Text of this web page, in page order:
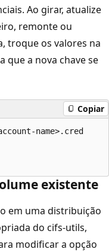
Ao girar, atualize
remonte ou
troque os valores na
que a nova chave se
Copiar
name>.cred
existente
em uma distribuição
do cifs-utils,
modificar a opção